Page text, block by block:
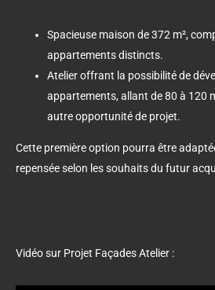
Spacieuse maison de 372 m²,
appartements distincts.
Atelier offrant la possibilité de
appartements, allant de 80 à 120
autre opportunité de projet.
Cette première option pourra être
repensée selon les souhaits du futur
Vidéo sur Projet Façades Atelier :